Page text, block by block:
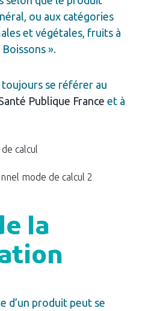
ou aux catégories
et végétales, fruits à
».
toujours se référer au
Publique France et à
la
d’un produit peut se